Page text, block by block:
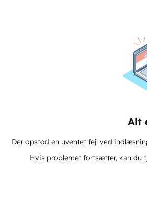
Alt
Der opstod en uventet fejl ved
Hvis problemet fortsætter, kan du